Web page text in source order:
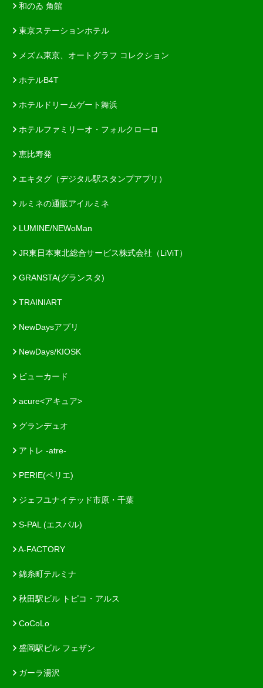
和のゐ 角館
東京ステーションホテル
メズム東京、オートグラフ コレクション
ホテルB4T
ホテルドリームゲート舞浜
ホテルファミリーオ・フォルクローロ
恵比寿発
エキタグ（デジタル駅スタンプアプリ）
ルミネの通販アイルミネ
LUMINE/NEWoMan
JR東日本東北総合サービス株式会社（LiViT）
GRANSTA(グランスタ)
TRAINIART
NewDaysアプリ
NewDays/KIOSK
ビューカード
acure<アキュア>
グランデュオ
アトレ -atre-
PERIE(ペリエ)
ジェフユナイテッド市原・千葉
S-PAL (エスパル)
A-FACTORY
錦糸町テルミナ
秋田駅ビル トピコ・アルス
CoCoLo
盛岡駅ビル フェザン
ガーラ湯沢